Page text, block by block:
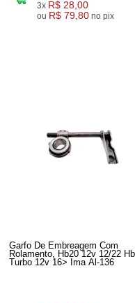
3x R$ 28,00
ou R$ 79,80 no pix
Garfo De Embreagem Com
Rolamento, Hb20 12v 12/22
Turbo 12v 16> Ima Al-136